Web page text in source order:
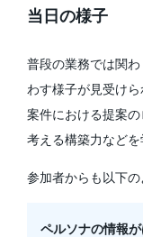
当日の様子
普段の業務では関
わす様子が見受け
案件における提案
考える構築力などを
参加者からも以下の
ペルソナの情報